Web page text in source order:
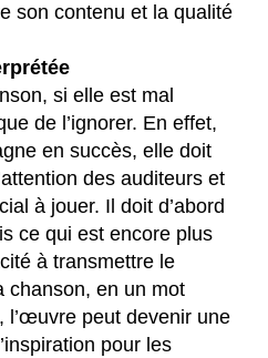
son contenu et la qualité
si elle est mal
de l’ignorer. En effet,
en succès, elle doit
des auditeurs et
à jouer. Il doit d’abord
ce qui est encore plus
à transmettre le
chanson, en un mot
l’œuvre peut devenir une
pour les